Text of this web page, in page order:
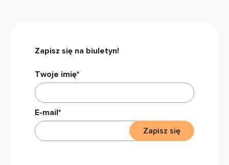
Zapisz się na biuletyn!
Twoje imię*
E-mail*
Zapisz się